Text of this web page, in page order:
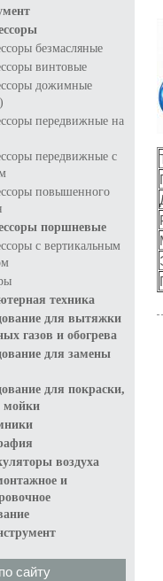
безмасляные
винтовые
дожимные
передвижные на
передвижные с
повышенного
поршневые
с вертикальным
техника
для вытяжки
газов и обогрева
для замены
для покраски,
мойки
воздуха
и
сайту